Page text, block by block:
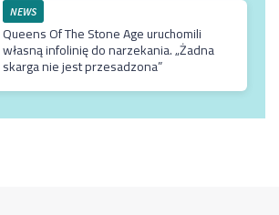
NEWS
Queens Of The Stone Age uruchomili
własną infolinię do narzekania. „Żadna
skarga nie jest przesadzona”